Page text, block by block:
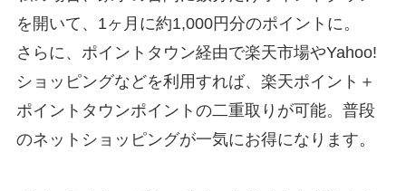
を開いて、1ヶ月に約1,000円分のポイントに。
さらに、ポイントタウン経由で楽天市場やYahoo!
ショッピングなどを利用すれば、楽天ポイント＋
ポイントタウンポイントの二重取りが可能。普段
のネットショッピングが一気にお得になります。